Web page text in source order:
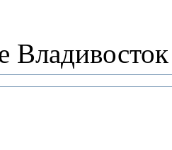
Владивосток